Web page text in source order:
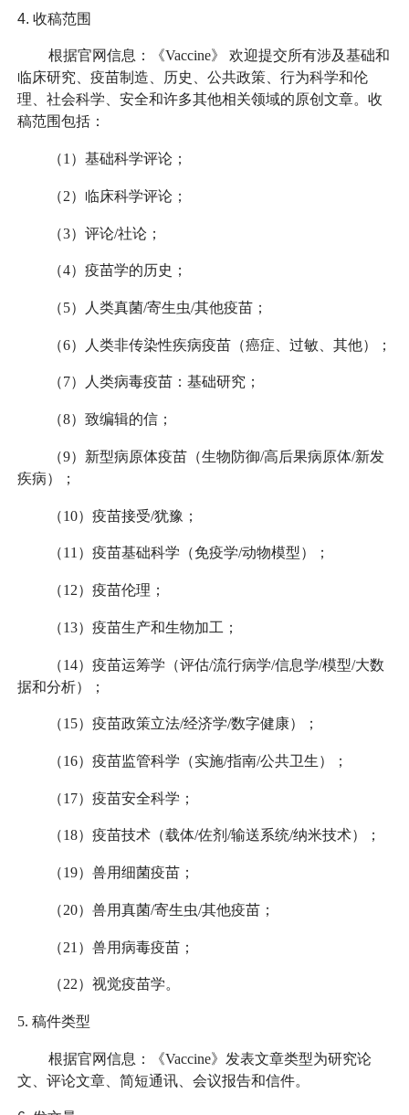
4. 收稿范围
根据官网信息：《Vaccine》 欢迎提交所有涉及基础和
临床研究、疫苗制造、历史、公共政策、行为科学和伦
理、社会科学、安全和许多其他相关领域的原创文章。收
稿范围包括：
（1）基础科学评论；
（2）临床科学评论；
（3）评论/社论；
（4）疫苗学的历史；
（5）人类真菌/寄生虫/其他疫苗；
（6）人类非传染性疾病疫苗（癌症、过敏、其他）；
（7）人类病毒疫苗：基础研究；
（8）致编辑的信；
（9）新型病原体疫苗（生物防御/高后果病原体/新发
疾病）；
（10）疫苗接受/犹豫；
（11）疫苗基础科学（免疫学/动物模型）；
（12）疫苗伦理；
（13）疫苗生产和生物加工；
（14）疫苗运筹学（评估/流行病学/信息学/模型/大数
据和分析）；
（15）疫苗政策立法/经济学/数字健康）；
（16）疫苗监管科学（实施/指南/公共卫生）；
（17）疫苗安全科学；
（18）疫苗技术（载体/佐剂/输送系统/纳米技术）；
（19）兽用细菌疫苗；
（20）兽用真菌/寄生虫/其他疫苗；
（21）兽用病毒疫苗；
（22）视觉疫苗学。
5. 稿件类型
根据官网信息：《Vaccine》发表文章类型为研究论
文、评论文章、简短通讯、会议报告和信件。